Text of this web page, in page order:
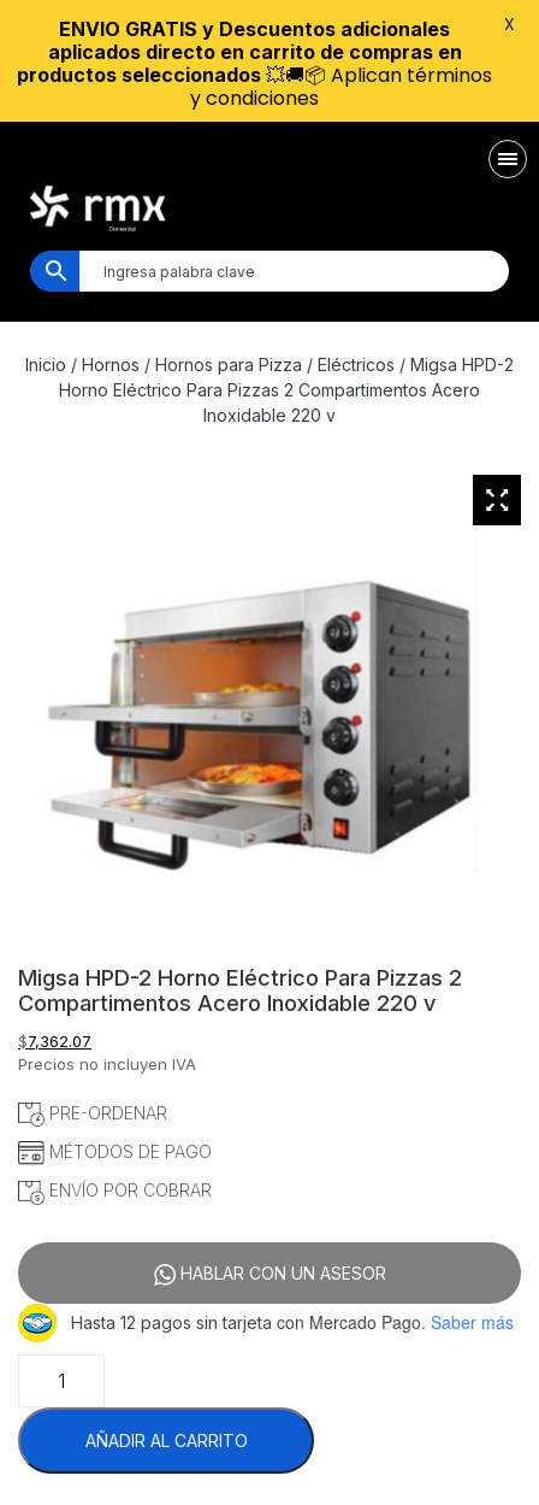
Inicio / Hornos / Hornos para Pizza / Eléctricos / Migsa HPD-2
Horno Eléctrico Para Pizzas 2 Compartimentos Acero
Inoxidable 220 v
Migsa HPD-2 Horno Eléctrico Para Pizzas 2
Compartimentos Acero Inoxidable 220 v
$7,362.07
Precios no incluyen IVA
PRE-ORDENAR
MÉTODOS DE PAGO
ENVÍO POR COBRAR
HABLAR CON UN ASESOR
Hasta 12 pagos sin tarjeta con Mercado Pago. Saber más
2
Horno
Eléctrico
AÑADIR AL CARRITO
ENVIO GRATIS y Descuentos adicionales
aplicados directo en carrito de compras en
productos seleccionados 💥🚚📦 Aplican términos
y condiciones
X